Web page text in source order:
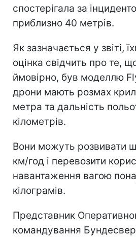
спостерігала за
приблизно 40 метрів.
Як зазначається у звіті,
оцінка свідчить про те,
ймовірно, був моделлю
дрони мають розмах
метра та дальність
кілометрів.
Вони можуть розвивати
км/год і перевозити
навантаження вагою
кілограмів.
Представник
командування